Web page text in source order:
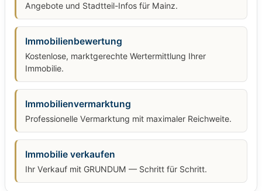
Angebote und Stadtteil-Infos für Mainz.
Immobilienbewertung
Kostenlose, marktgerechte Wertermittlung Ihrer
Immobilie.
Immobilienvermarktung
Professionelle Vermarktung mit maximaler Reichweite.
Immobilie verkaufen
Ihr Verkauf mit GRUNDUM — Schritt für Schritt.